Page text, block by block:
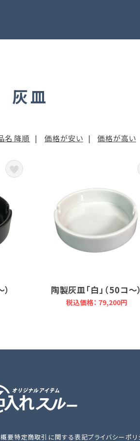
灰皿
名 降順 | 価格が安い | 価格が高い
陶製灰皿「白」（50コ～
税込価格： 79,200円
要特定商取引に関する表記プライバシーポ